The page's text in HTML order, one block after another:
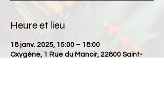
Heure et lieu
18 janv. 2025, 15:00 – 18:00
Oxygène, 1 Rue du Manoir, 22800 Saint-